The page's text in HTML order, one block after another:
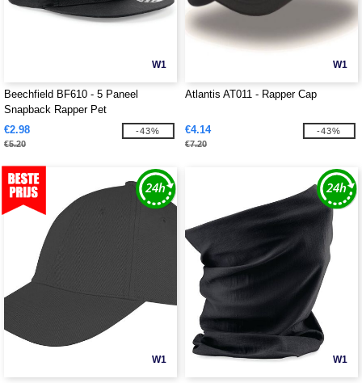
W1
Beechfield BF610 - 5 Paneel
Snapback Rapper Pet
€2.98
€5.20
-43%
W1
Atlantis AT011 - Rapper Cap
€4.14
€7.20
-43%
W1 W1